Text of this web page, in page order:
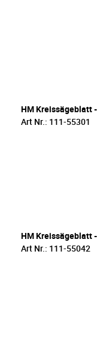
HM Kreissägeblatt
Art Nr.: 111-55301
HM Kreissägeblatt
Art Nr.: 111-55042